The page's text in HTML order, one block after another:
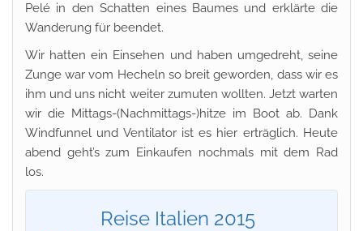
Pelé in den Schatten eines Baumes und erklärte die
Wanderung für beendet.
Wir hatten ein Einsehen und haben umgedreht, seine
Zunge war vom Hecheln so breit geworden, dass wir es
ihm und uns nicht weiter zumuten wollten. Jetzt warten
wir die Mittags-(Nachmittags-)hitze im Boot ab. Dank
Windfunnel und Ventilator ist es hier erträglich. Heute
abend geht’s zum Einkaufen nochmals mit dem Rad
los.
Reise Italien 2015